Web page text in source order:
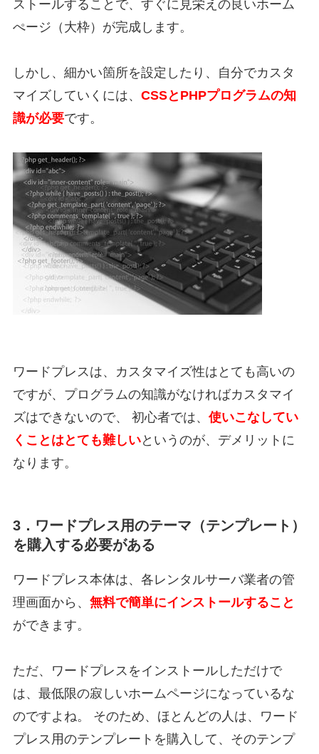
ストールすることで、すぐに見栄えの良いホーム
ぺージ（大枠）が完成します。
しかし、細かい箇所を設定したり、自分でカスタ
マイズしていくには、 CSSとPHPプログラムの知
識が必要です。
ワードプレスは、カスタマイズ性はとても高いの
ですが、プログラムの知識がなければカスタマイ
ズはできないので、 初心者では、 使いこなしてい
くことはとても難しいというのが、デメリットに
なります。
3．ワードプレス用のテーマ（テンプレート）
を購入する必要がある
ワードプレス本体は、各レンタルサーバ業者の管
理画面から、 無料で簡単にインストールすること
ができます。
ただ、ワードプレスをインストールしただけで
は、最低限の寂しいホームページになっているな
のですよね。 そのため、ほとんどの人は、ワード
プレス用のテンプレートを購入して、そのテンプ